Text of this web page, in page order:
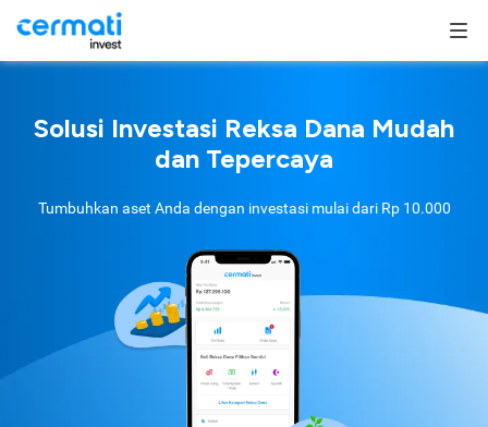
Solusi Investasi Reksa Dana Mudah
dan Tepercaya
Tumbuhkan aset Anda dengan investasi mulai dari Rp 10.000